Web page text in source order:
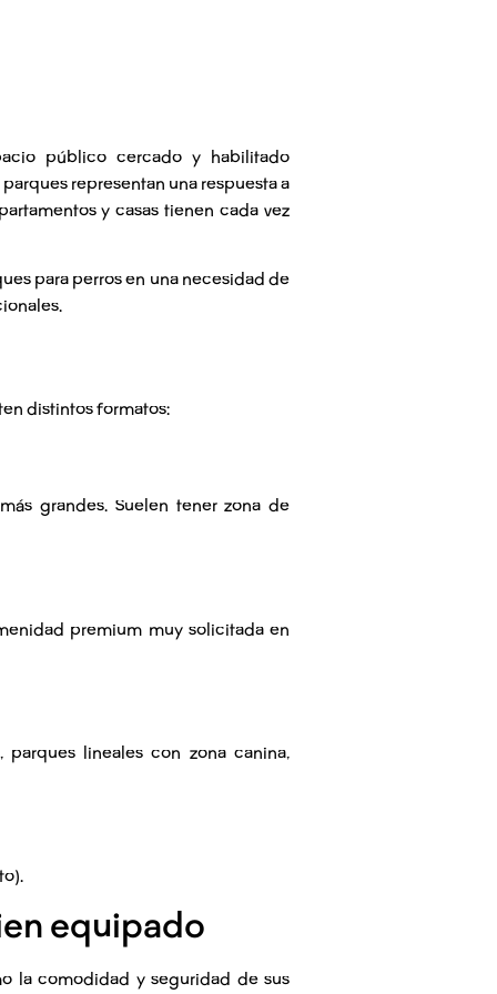
público cercado y habilitado
representan una respuesta a
y casas tienen cada vez
para perrosen una necesidad de
distintos formatos:
grandes. Suelen tener zona de
premium muy solicitada en
lineales con zona canina,
equipado
la comodidad y seguridad de sus